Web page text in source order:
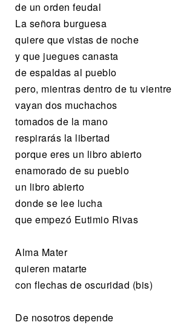
de un orden feudal
La señora burguesa
quiere que vistas de noche
y que juegues canasta
de espaldas al pueblo
pero, mientras dentro de tu vientre
vayan dos muchachos
tomados de la mano
respirarás la libertad
porque eres un libro abierto
enamorado de su pueblo
un libro abierto
donde se lee lucha
que empezó Eutimio Rivas
Alma Mater
quieren matarte
con flechas de oscuridad (bis)
De nosotros depende